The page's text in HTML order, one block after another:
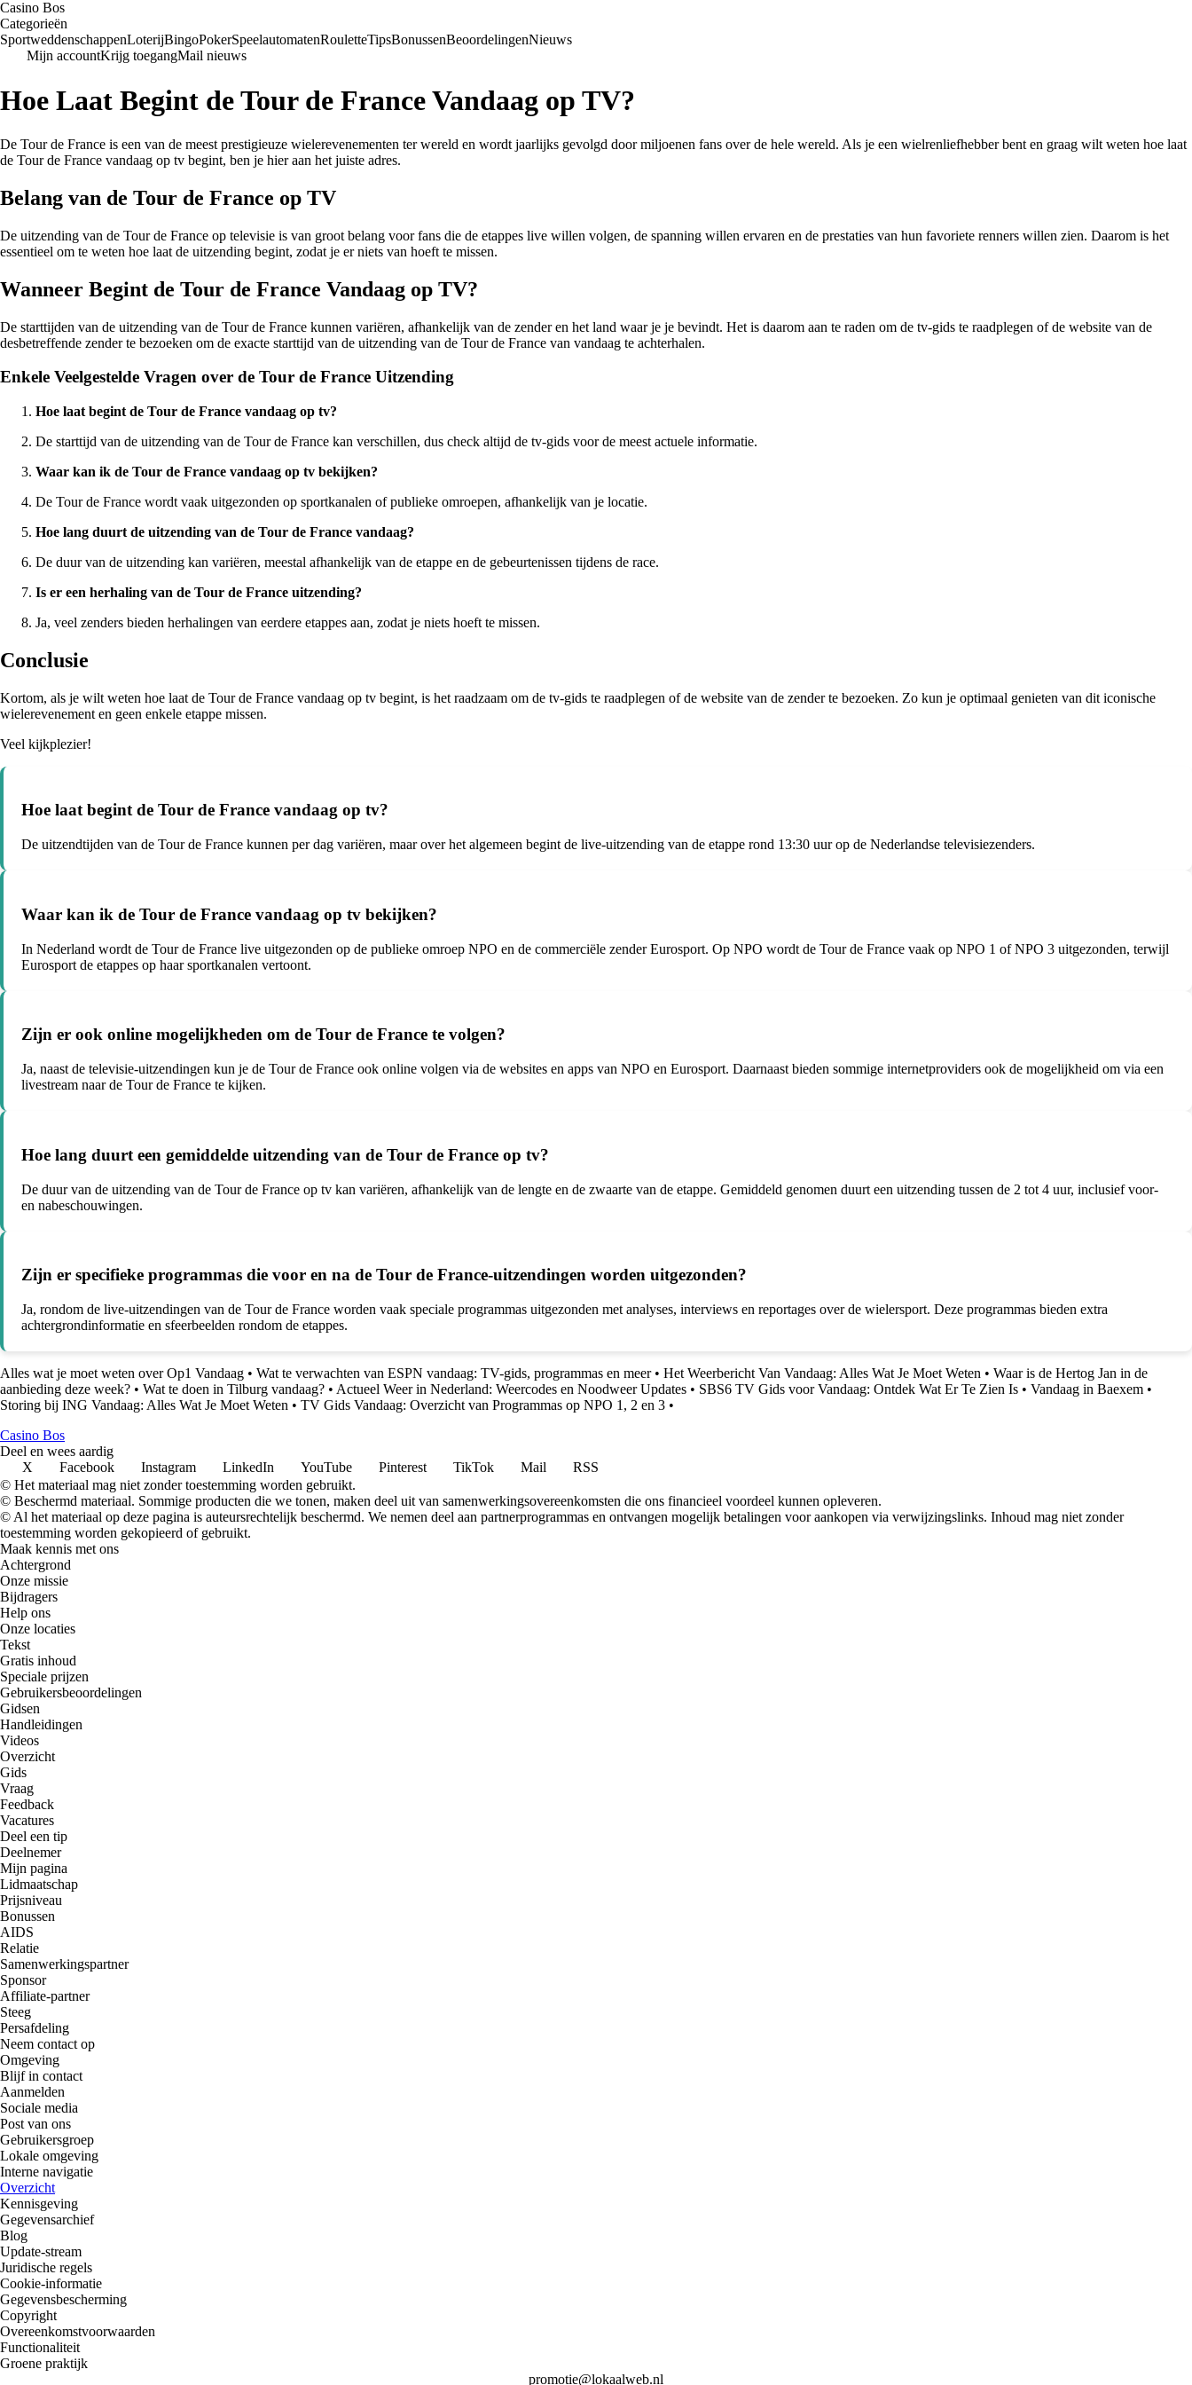
Casino Bos
Categorieën
SportweddenschappenLoterijBingoPokerSpeelautomatenRouletteTipsBonussenBeoordelingenNieuws
Mijn accountKrijg toegangMail nieuws
Hoe Laat Begint de Tour de France Vandaag op TV?
De Tour de France is een van de meest prestigieuze wielerevenementen ter wereld en wordt jaarlijks gevolgd door miljoenen fans over de hele wereld. Als je een wielrenliefhebber bent en graag wilt weten hoe laat
de Tour de France vandaag op tv begint, ben je hier aan het juiste adres.
Belang van de Tour de France op TV
De uitzending van de Tour de France op televisie is van groot belang voor fans die de etappes live willen volgen, de spanning willen ervaren en de prestaties van hun favoriete renners willen zien. Daarom is het
essentieel om te weten hoe laat de uitzending begint, zodat je er niets van hoeft te missen.
Wanneer Begint de Tour de France Vandaag op TV?
De starttijden van de uitzending van de Tour de France kunnen variëren, afhankelijk van de zender en het land waar je je bevindt. Het is daarom aan te raden om de tv-gids te raadplegen of de website van de
desbetreffende zender te bezoeken om de exacte starttijd van de uitzending van de Tour de France van vandaag te achterhalen.
Enkele Veelgestelde Vragen over de Tour de France Uitzending
Hoe laat begint de Tour de France vandaag op tv?
De starttijd van de uitzending van de Tour de France kan verschillen, dus check altijd de tv-gids voor de meest actuele informatie.
Waar kan ik de Tour de France vandaag op tv bekijken?
De Tour de France wordt vaak uitgezonden op sportkanalen of publieke omroepen, afhankelijk van je locatie.
Hoe lang duurt de uitzending van de Tour de France vandaag?
De duur van de uitzending kan variëren, meestal afhankelijk van de etappe en de gebeurtenissen tijdens de race.
Is er een herhaling van de Tour de France uitzending?
Ja, veel zenders bieden herhalingen van eerdere etappes aan, zodat je niets hoeft te missen.
Conclusie
Kortom, als je wilt weten hoe laat de Tour de France vandaag op tv begint, is het raadzaam om de tv-gids te raadplegen of de website van de zender te bezoeken. Zo kun je optimaal genieten van dit iconische
wielerevenement en geen enkele etappe missen.
Veel kijkplezier!
Hoe laat begint de Tour de France vandaag op tv?
De uitzendtijden van de Tour de France kunnen per dag variëren, maar over het algemeen begint de live-uitzending van de etappe rond 13:30 uur op de Nederlandse televisiezenders.
Waar kan ik de Tour de France vandaag op tv bekijken?
In Nederland wordt de Tour de France live uitgezonden op de publieke omroep NPO en de commerciële zender Eurosport. Op NPO wordt de Tour de France vaak op NPO 1 of NPO 3 uitgezonden, terwijl
Eurosport de etappes op haar sportkanalen vertoont.
Zijn er ook online mogelijkheden om de Tour de France te volgen?
Ja, naast de televisie-uitzendingen kun je de Tour de France ook online volgen via de websites en apps van NPO en Eurosport. Daarnaast bieden sommige internetproviders ook de mogelijkheid om via een
livestream naar de Tour de France te kijken.
Hoe lang duurt een gemiddelde uitzending van de Tour de France op tv?
De duur van de uitzending van de Tour de France op tv kan variëren, afhankelijk van de lengte en de zwaarte van de etappe. Gemiddeld genomen duurt een uitzending tussen de 2 tot 4 uur, inclusief voor-
en nabeschouwingen.
Zijn er specifieke programmas die voor en na de Tour de France-uitzendingen worden uitgezonden?
Ja, rondom de live-uitzendingen van de Tour de France worden vaak speciale programmas uitgezonden met analyses, interviews en reportages over de wielersport. Deze programmas bieden extra
achtergrondinformatie en sfeerbeelden rondom de etappes.
Alles wat je moet weten over Op1 Vandaag • Wat te verwachten van ESPN vandaag: TV-gids, programmas en meer• Het Weerbericht Van Vandaag: Alles Wat Je Moet Weten • Waar is de Hertog Jan in de
aanbieding deze week? • Wat te doen in Tilburg vandaag? • Actueel Weer in Nederland: Weercodes en Noodweer Updates • SBS6 TV Gids voor Vandaag: Ontdek Wat Er Te Zien Is • Vandaag in Baexem •
Storing bij ING Vandaag: Alles Wat Je Moet Weten • TV Gids Vandaag: Overzicht van Programmas op NPO 1, 2 en 3 •
Casino Bos
Deel en wees aardig
X
Facebook Instagram LinkedIn YouTube Pinterest TikTok Mail
RSS
© Het materiaal mag niet zonder toestemming worden gebruikt.
© Beschermd materiaal. Sommige producten die we tonen, maken deel uit van samenwerkingsovereenkomsten die ons financieel voordeel kunnen opleveren.
© Al het materiaal op deze pagina is auteursrechtelijk beschermd. We nemen deel aan partnerprogrammas en ontvangen mogelijk betalingen voor aankopen via verwijzingslinks. Inhoud mag niet zonder
toestemming worden gekopieerd of gebruikt.
Maak kennis met ons
Achtergrond
Onze missie
Bijdragers
Help ons
Onze locaties
Tekst
Gratis inhoud
Speciale prijzen
Gebruikersbeoordelingen
Gidsen
Handleidingen
Videos
Overzicht
Gids
Vraag
Feedback
Vacatures
Deel een tip
Deelnemer
Mijn pagina
Lidmaatschap
Prijsniveau
Bonussen
AIDS
Relatie
Samenwerkingspartner
Sponsor
Affiliate-partner
Steeg
Persafdeling
Neem contact op
Omgeving
Blijf in contact
Aanmelden
Sociale media
Post van ons
Gebruikersgroep
Lokale omgeving
Interne navigatie
Overzicht
Kennisgeving
Gegevensarchief
Blog
Update-stream
Juridische regels
Cookie-informatie
Gegevensbescherming
Copyright
Overeenkomstvoorwaarden
Functionaliteit
Groene praktijk
promotie@lokaalweb.nl